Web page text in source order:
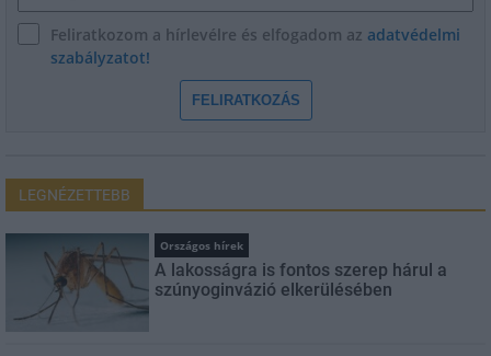
Feliratkozom a hírlevélre és elfogadom az adatvédelmi
szabályzatot!
FELIRATKOZÁS
LEGNÉZETTEBB
Országos hírek
A lakosságra is fontos szerep hárul a
szúnyoginvázió elkerülésében